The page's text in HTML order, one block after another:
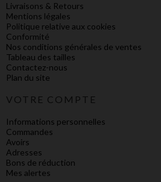
Livraisons & Retours
Mentions légales
Politique relative aux cookies
Conformité
Nos conditions générales de ventes
Tableau des tailles
Contactez-nous
Plan du site
VOTRE COMPTE
Informations personnelles
Commandes
Avoirs
Adresses
Bons de réduction
Mes alertes